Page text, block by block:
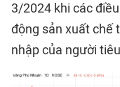
3/2024 khi các
động sản xuất chế
nhập của người